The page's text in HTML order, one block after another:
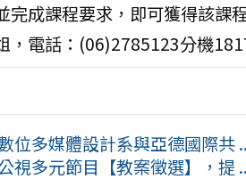
成課程要求，即可獲得該課
，電話：(06)2785123分機
位多媒體設計系與亞德國際共
視多元節目【教案徵選】，提